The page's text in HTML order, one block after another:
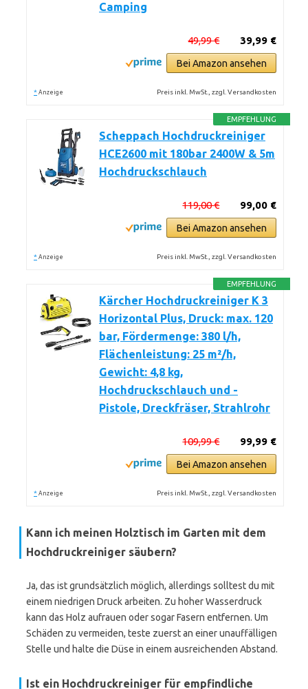
Camping
39,99 €
49,99 €
Bei Amazon ansehen
* Anzeige Preis inkl. MwSt., zzgl. Versandkosten
EMPFEHLUNG
Scheppach Hochdruckreiniger
HCE2600 mit 180bar 2400W & 5m
Hochdruckschlauch
99,00 €
119,00 €
Bei Amazon ansehen
* Anzeige Preis inkl. MwSt., zzgl. Versandkosten
EMPFEHLUNG
Kärcher Hochdruckreiniger K 3
Horizontal Plus, Druck: max. 120
bar, Fördermenge: 380 l/h,
Flächenleistung: 25 m²/h,
Gewicht: 4,8 kg,
Hochdruckschlauch und -
Pistole, Dreckfräser, Strahlrohr
99,99 €
109,99 €
Bei Amazon ansehen
* Anzeige Preis inkl. MwSt., zzgl. Versandkosten
Kann ich meinen Holztisch im Garten mit dem
Hochdruckreiniger säubern?
Ja, das ist grundsätzlich möglich, allerdings solltest du mit
einem niedrigen Druck arbeiten. Zu hoher Wasserdruck
kann das Holz aufrauen oder sogar Fasern entfernen. Um
Schäden zu vermeiden, teste zuerst an einer unauffälligen
Stelle und halte die Düse in einem ausreichenden Abstand.
Ist ein Hochdruckreiniger für empfindliche